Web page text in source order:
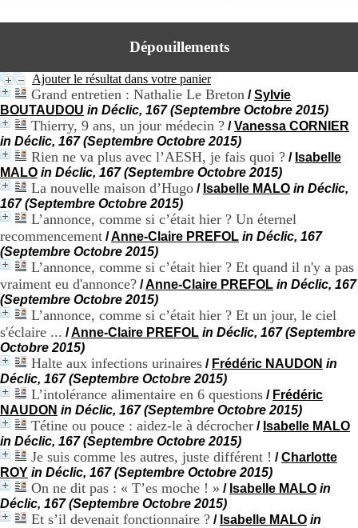
Dépouillements
Ajouter le résultat dans votre panier
Grand entretien : Nathalie Le Breton /Sylvie
BOUTAUDOU in Déclic, 167 (Septembre Octobre 2015)
Thierry, 9 ans, un jour médecin ? /Vanessa CORNIER
in Déclic, 167 (Septembre Octobre 2015)
Rien ne va plus avec l’AESH, je fais quoi ? / Isabelle
MALO in Déclic, 167 (Septembre Octobre 2015)
La nouvelle maison d’Hugo / Isabelle MALO in Déclic,
167 (Septembre Octobre 2015)
L’annonce, comme si c’était hier ? Un éternel
recommencement /Anne-Claire PREFOL in Déclic, 167
(Septembre Octobre 2015)
L’annonce, comme si c’était hier ? Et quand il n'y a pas
vraiment eu d'annonce? /Anne-Claire PREFOL in Déclic, 167
(Septembre Octobre 2015)
L’annonce, comme si c’était hier ? Et un jour, le ciel
s'éclaire ... /Anne-Claire PREFOL in Déclic, 167 (Septembre
Octobre 2015)
Halte aux infections urinaires / Frédéric NAUDON in
Déclic, 167 (Septembre Octobre 2015)
L’intolérance alimentaire en 6 questions / Frédéric
NAUDON in Déclic, 167 (Septembre Octobre 2015)
Tétine ou pouce : aidez-le à décrocher / Isabelle MALO
in Déclic, 167 (Septembre Octobre 2015)
Je suis comme les autres, juste différent ! /Charlotte
ROY in Déclic, 167 (Septembre Octobre 2015)
On ne dit pas : « T’es moche ! » / Isabelle MALO in
Déclic, 167 (Septembre Octobre 2015)
Et s’il devenait fonctionnaire ? / Isabelle MALO in
A
s
C
e
t
r
e
H
o
s
p
i
a
i
e
r
l
V
i
n
a
t
i
e
r
,
b
â
t